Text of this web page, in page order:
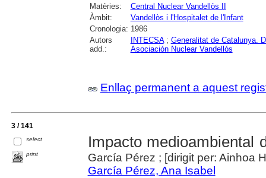
Matèries:
Central Nuclear Vandellòs II
Àmbit:
Vandellòs i l'Hospitalet de l'Infant
Cronologia: 1986
Autors
add.:
INTECSA; Generalitat de Catalunya.
Asociación Nuclear Vandellós
Enllaç permanent a aquest
3 / 141
select
print
Impacto medioambiental
García Pérez ; [dirigit per: Ainhoa
García Pérez, Ana Isabel